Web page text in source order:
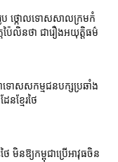
ប ថ្កោលទោស​សាលក្រម​កំ
ៃលិន​ថា ជា​រឿង​អយុត្តិធម៌
ាទោស​សកម្មជន​បក្ស​ប្រឆាំង​
ន​ខ្មែរ​ថៃ
មិន​ឱ្យ​កម្ពុជា​ប្រើ​អាវុធ​ចិន​